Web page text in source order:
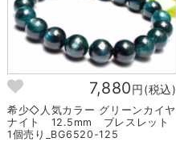
7,880円(税込)
希少◇人気カラー グリーンカイヤ
ナイト 12.5mm ブレスレット
1個売り_BG6520-125